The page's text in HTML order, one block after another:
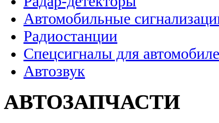
Автомобильные
Радиостанции
Спецсигналы для
Автозвук
АВТОЗАПЧАСТИ